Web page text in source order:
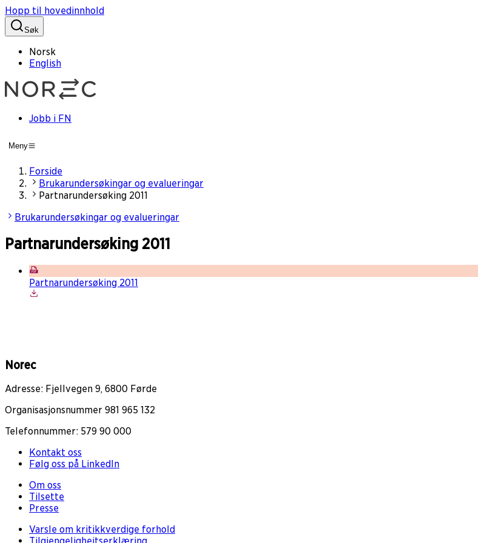
Hopp til hovedinnhold
Søk
Norsk
English
Jobb i FN
Meny
Forside
Brukarundersøkingar og evalueringar
Partnarundersøking 2011
Brukarundersøkingar og evalueringar
Partnarundersøking 2011
Partnarundersøking 2011
Norec
Adresse: Fjellvegen 9, 6800 Førde
Organisasjonsnummer 981 965 132
Telefonnummer: 579 90 000
Kontakt oss
Følg oss på LinkedIn
Om oss
Tilsette
Presse
Varsle om kritikkverdige forhold
Tilgjengeligheitserklæring